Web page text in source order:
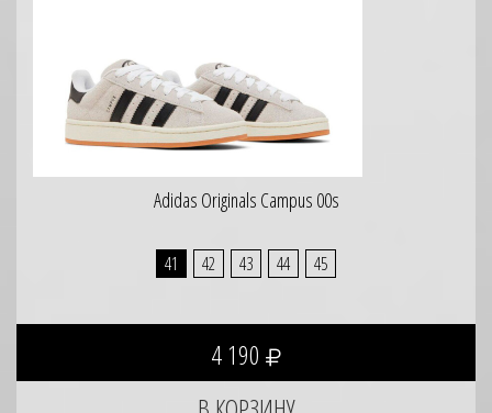
Adidas Originals Campus 00s
41 42 43 44 45
4 190